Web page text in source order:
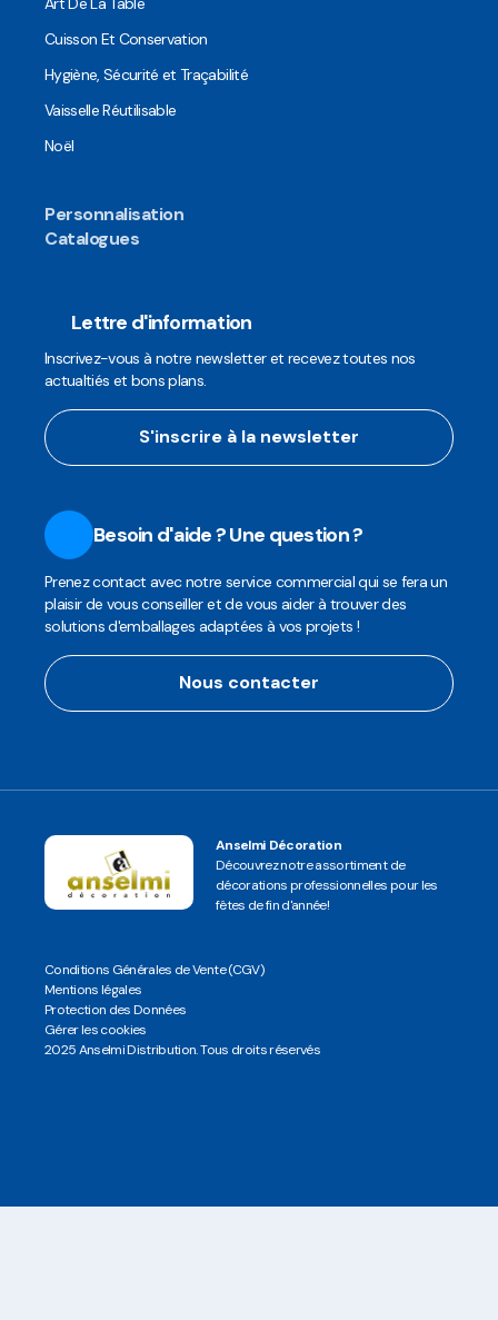
Cuisson Et Conservation
Hygiène, Sécurité et Traçabilité
Vaisselle Réutilisable
Noël
Personnalisation
Catalogues
Lettre d'information
Inscrivez-vous à notre newsletter et recevez toutes nos
actualtiés et bons plans.
S'inscrire à la newsletter
Besoin d'aide ? Une question ?
Prenez contact avec notre service commercial qui se fera un
plaisir de vous conseiller et de vous aider à trouver des
solutions d'emballages adaptées à vos projets !
Nous contacter
Anselmi Décoration
Découvrez notre assortiment de
décorations professionnelles pour les
fêtes de fin d'année!
Conditions Générales de Vente (CGV)
Mentions légales
Protection des Données
Gérer les cookies
2025 Anselmi Distribution. Tous droits réservés